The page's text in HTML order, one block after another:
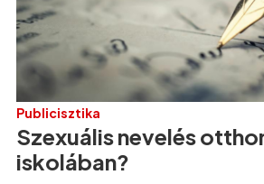
Publicisztika
Szexuális nevelés
iskolában?